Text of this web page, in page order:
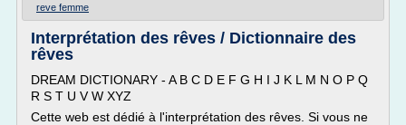
reve femme
Interprétation des rêves / Dictionnaire des
rêves
DREAM DICTIONARY - A B C D E F G H I J K L M N O P Q
R S T U V W XYZ
Cette web est dédié à l'interprétation des rêves. Si vous ne